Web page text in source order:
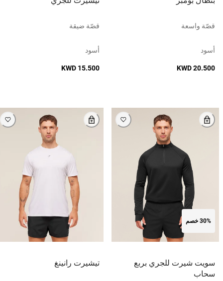
قصّة واسعة
أسود
KWD 20.500
قصّة ضيقة
أسود
KWD 15.500
30% خصم
سويت شيرت للجري بربع
سحاب
تيشيرت رانينغ